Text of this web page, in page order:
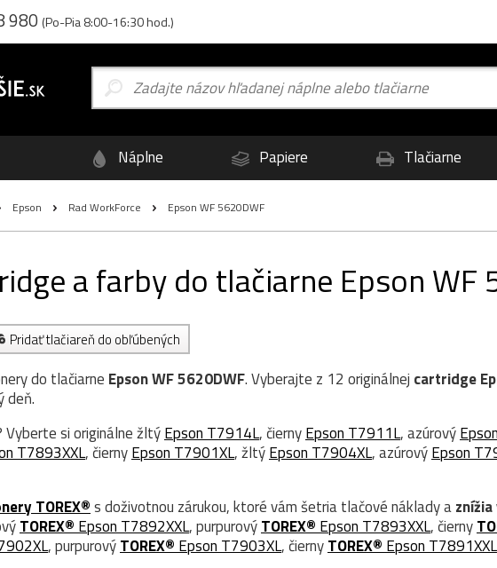
980 (Po-Pia 8:00-16:30 hod.)
Náplne Papiere Tlačiarne
Epson Rad WorkForce Epson WF 5620DWF
a farby do tlačiarne Epson WF
Pridať tlačiareň do obľúbených
do tlačiarne Epson WF 5620DWF. Vyberajte z 12 originálnej cartridge
deň.
si originálne žltýEpson T7914L, čiernyEpson T7911L, azúrový
T7893XXL, čiernyEpson T7901XL, žltýEpson T7904XL, azúrovýEpson
TOREX®s doživotnou zárukou, ktoré vám šetria tlačové náklady a
TOREX® Epson T7892XXL, purpurovýTOREX® Epson T7893XXL, čierny
, purpurovýTOREX® Epson T7903XL, čiernyTOREX® Epson T7891XXL